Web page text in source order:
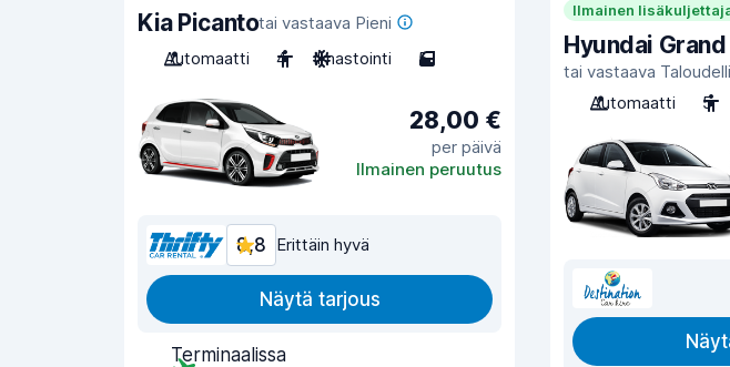
Kia Picantotai vastaava Pieni
Automaatti
4 Ilmastointi 5
28,00 €
per päivä
Ilmainen peruutus
8,8 Erittäin hyvä
Näytä tarjous
Terminaalissa
Ilmainen
Hyundai
tai vastaava
Automaatti
5